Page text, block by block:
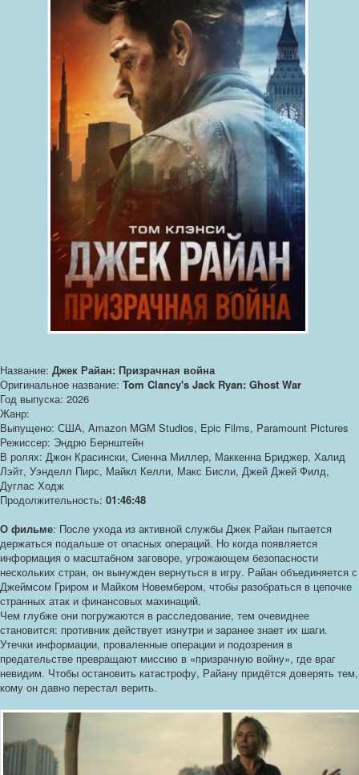
Название: Джек Райан: Призрачная война
Оригинальное название: Tom Clancy's Jack Ryan: Ghost War
Год выпуска: 2026
Жанр:
Выпущено: США, Amazon MGM Studios, Epic Films, Paramount Pictures
Режиссер: Эндрю Бернштейн
В ролях: Джон Красински, Сиенна Миллер, Маккенна Бриджер, Халид
Лэйт, Уэнделл Пирс, Майкл Келли, Макс Бисли, Джей Джей Филд,
Дуглас Ходж
Продолжительность: 01:46:48
О фильме: После ухода из активной службы Джек Райан пытается
держаться подальше от опасных операций. Но когда появляется
информация о масштабном заговоре, угрожающем безопасности
нескольких стран, он вынужден вернуться в игру. Райан объединяется с
Джеймсом Гриром и Майком Новембером, чтобы разобраться в цепочке
странных атак и финансовых махинаций.
Чем глубже они погружаются в расследование, тем очевиднее
становится: противник действует изнутри и заранее знает их шаги.
Утечки информации, проваленные операции и подозрения в
предательстве превращают миссию в «призрачную войну», где враг
невидим. Чтобы остановить катастрофу, Райану придётся доверять тем,
кому он давно перестал верить.